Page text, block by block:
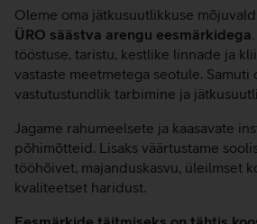
Oleme oma jätkusuutlikkuse
ÜRO säästva arengu eesmärkidega
tööstuse, taristu, kestlike linnade ja
vastaste meetmetega seotule. Samuti
vastutustundlik tarbimine ja
Jagame rahumeelsete ja kaasavate
põhimõtteid. Lisaks väärtustame
tööhõivet, majanduskasvu, üleilmset
kvaliteetset haridust.